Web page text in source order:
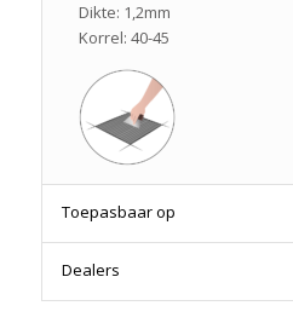
Dikte: 1,2mm
Korrel: 40-45
Toepasbaar op
Dealers